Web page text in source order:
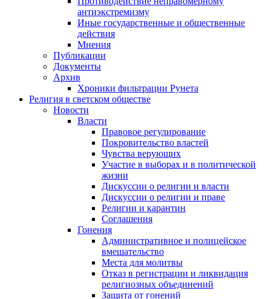
антиэкстремизму
Иные государственные и общественные
действия
Мнения
Публикации
Документы
Архив
Хроники фильтрации Рунета
Религия в светском обществе
Новости
Власти
Правовое регулирование
Покровительство властей
Чувства верующих
Участие в выборах и в политической
жизни
Дискуссии о религии и власти
Дискуссии о религии и праве
Религии и карантин
Соглашения
Гонения
Административное и полицейское
вмешательство
Места для молитвы
Отказ в регистрации и ликвидация
религиозных объединений
Защита от гонений